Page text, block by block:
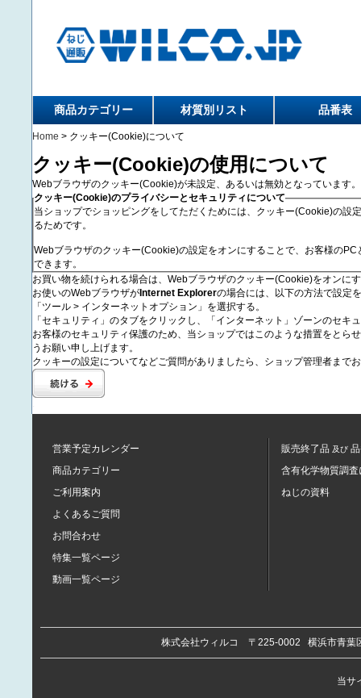
商品カテゴリー 材質別リスト 品番表
Home > クッキー(Cookie)について
クッキー(Cookie)の使用について
Webブラウザのクッキー(Cookie)が未設定、あるいは無効となっています。
クッキー(Cookie)のプライバシーとセキュリティについて
当ショップでショッピングをしてただくためには、クッキー(Cookie)の
るためです。
Webブラウザのクッキー(Cookie)の設定をオンにすることで、お客様の
できます。
お買い物を続けられる場合は、Webブラウザのクッキー(Cookie)をオンに
お使いのWebブラウザが Internet Explorerの場合には、以下の方法で設定
「ツール > インターネットオプション」を選択する。
「セキュリティ」のタブをクリックし、「インターネット」ゾーンのセキ
お客様のセキュリティ保護のため、当ショップではこのような措置をと
うお願い申し上げます。
クッキーの設定についてなどご質問がありましたら、ショップ管理者まで
営業予定カレンダー
商品カテゴリー
ご利用案内
よくあるご質問
お問合わせ
特集一覧ページ
動画一覧ページ
販売終了品 及び
含有化学物質調査
ねじの資料
株式会社ウィルコ 〒225-0002 横浜市青
当サ